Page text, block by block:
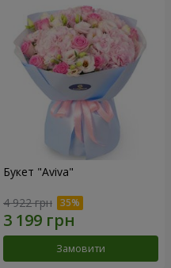
Букет "Aviva"
4 922 грн
Замовити